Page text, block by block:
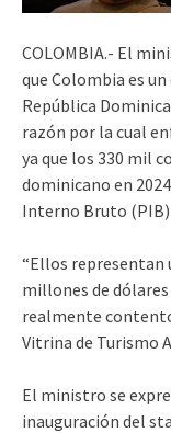
COLOMBIA.- El
que Colombia es
República
razón por la cual
ya que los 330 mil
dominicano en
Interno Bruto
“Ellos representan
millones de
realmente
Vitrina de Turismo
El ministro se
inauguración del